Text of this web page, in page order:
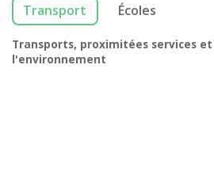
Transport Écoles
Transports, proximitées services
l'environnement